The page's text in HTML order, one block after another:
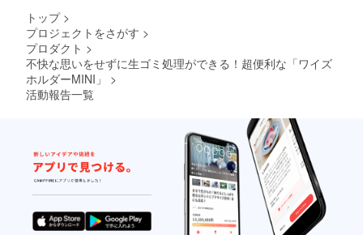
トップ >
プロジェクトをさがす >
プロダクト >
不快な思いをせずに生ゴミ処理ができる！超便利な「ワイズ
ホルダーMINI」
>
活動報告一覧